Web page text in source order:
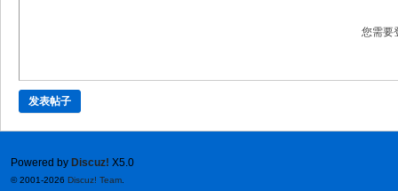
您需要
发表帖子
Powered by Discuz! X5.0
© 2001-2026 Discuz! Team